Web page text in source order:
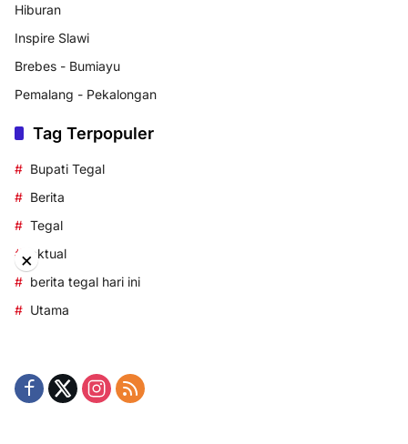
Hiburan
Inspire Slawi
Brebes - Bumiayu
Pemalang - Pekalongan
Tag Terpopuler
Bupati Tegal
Berita
Tegal
aktual
berita tegal hari ini
Utama
×